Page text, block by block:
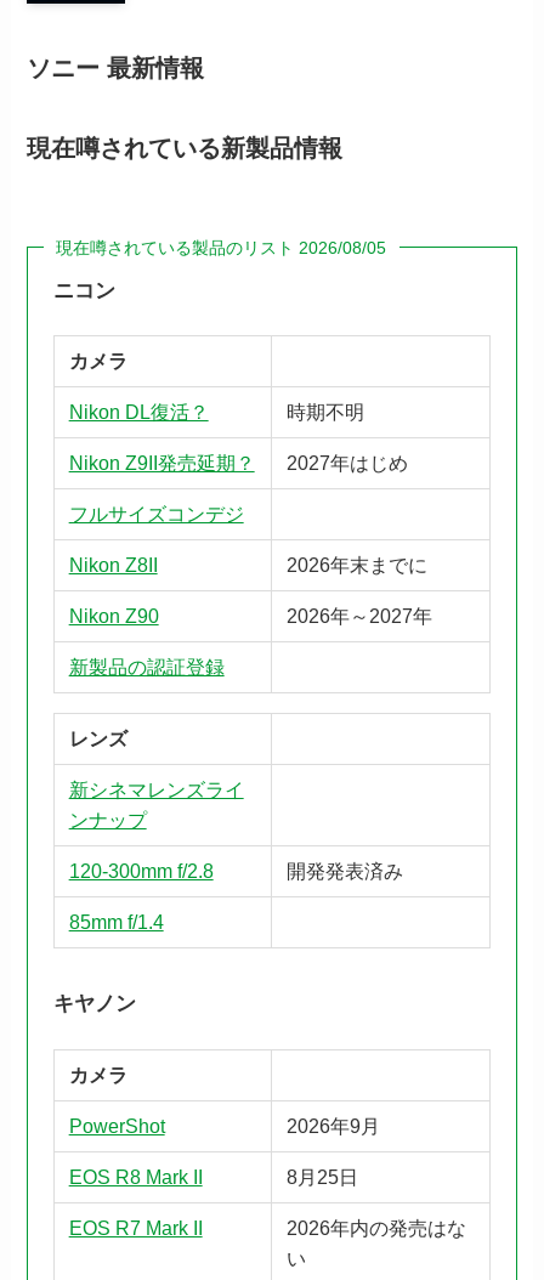
ソニー 最新情報
現在噂されている新製品情報
現在噂されている製品のリスト 2026/08/05
ニコン
カメラ
Nikon DL復活？ 時期不明
Nikon Z9II発売延期？ 2027年はじめ
フルサイズコンデジ
Nikon Z8II 2026年末までに
Nikon Z90 2026年～2027年
新製品の認証登録
レンズ
新シネマレンズライ
ンナップ
120-300mm f/2.8 開発発表済み
85mm f/1.4
キヤノン
カメラ
PowerShot 2026年9月
EOS R8 Mark II 8月25日
EOS R7 Mark II
2026年内の発売はな
い